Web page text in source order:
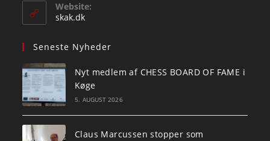
Website:
skak.dk
Seneste Nyheder
Nyt medlem af CHESS BOARD OF FAME i
Køge
5. AUGUST 2026
Claus Marcussen stopper som